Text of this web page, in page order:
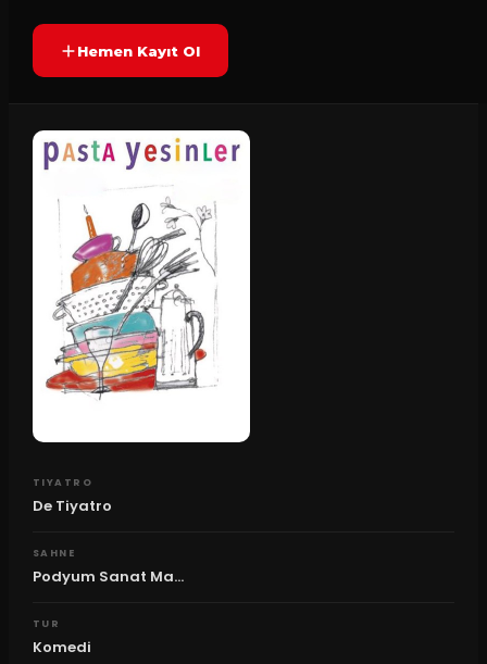
Hemen Kayıt Ol
TIYATRO
De Tiyatro
SAHNE
Podyum Sanat Ma...
TUR
Komedi